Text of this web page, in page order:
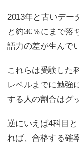
2013年と古いデー
と約30％にまで落
語力の差が生んで
これらは受験した
レベルまでに勉強
する人の割合はグ
逆にいえば4科目
れば、合格する確